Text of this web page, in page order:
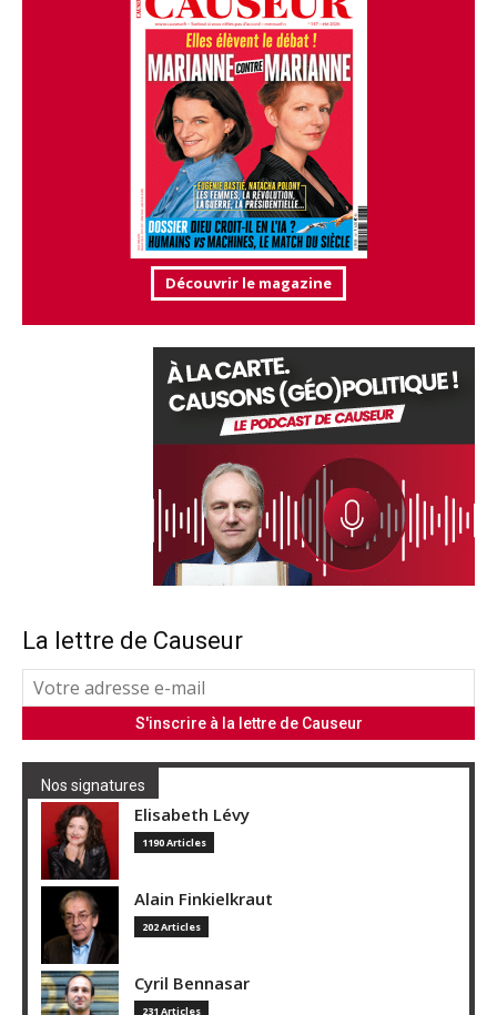
Découvrir le magazine
La lettre de Causeur
Nos signatures
Elisabeth Lévy
1190 Articles
Alain Finkielkraut
202 Articles
Cyril Bennasar
231 Articles